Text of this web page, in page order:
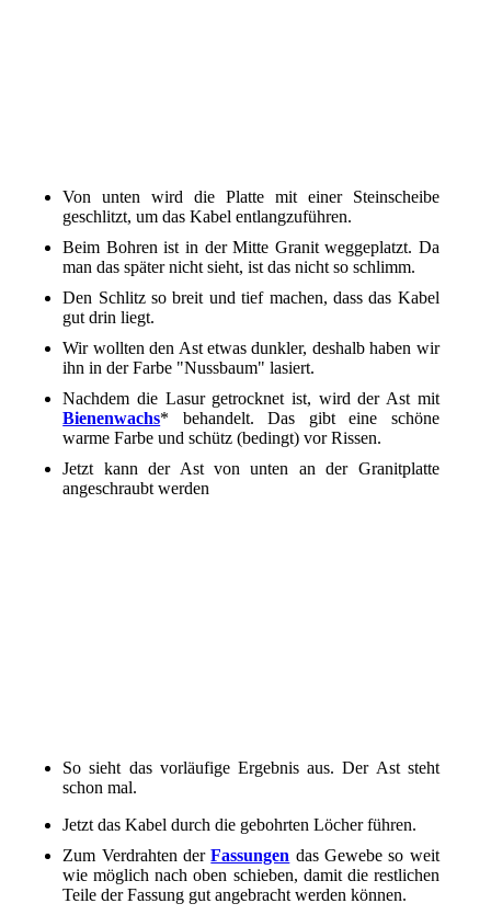
Von unten wird die Platte mit einer Steinscheibe
geschlitzt, um das Kabel entlangzuführen.
Beim Bohren ist in der Mitte Granit weggeplatzt. Da
man das später nicht sieht, ist das nicht so schlimm.
Den Schlitz so breit und tief machen, dass das Kabel
gut drin liegt.
Wir wollten den Ast etwas dunkler, deshalb haben wir
ihn in der Farbe "Nussbaum" lasiert.
Nachdem die Lasur getrocknet ist, wird der Ast mit
Bienenwachs* behandelt. Das gibt eine schöne
warme Farbe und schütz (bedingt) vor Rissen.
Jetzt kann der Ast von unten an der Granitplatte
angeschraubt werden
So sieht das vorläufige Ergebnis aus. Der Ast steht
schon mal.
Jetzt das Kabel durch die gebohrten Löcher führen.
Zum Verdrahten derFassungen das Gewebe so weit
wie möglich nach oben schieben, damit die restlichen
Teile der Fassung gut angebracht werden können.